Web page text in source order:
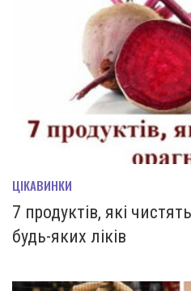
ЦІКАВИНКИ
7 продуктів, які
будь-яких ліків